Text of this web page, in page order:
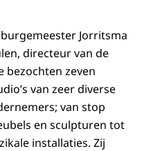
Jorritsma
directeur van de
bezochten zeven
van zeer diverse
van stop
en sculpturen tot
installaties. Zij